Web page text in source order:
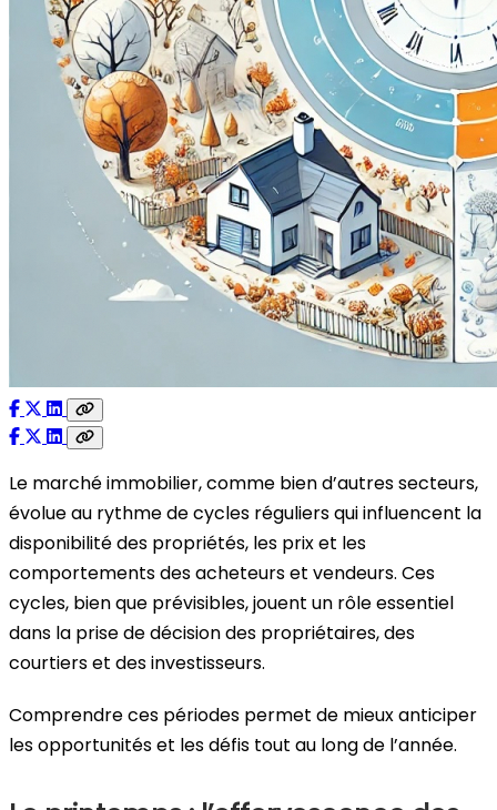
Le marché immobilier, comme bien d’autres secteurs,
évolue au rythme de cycles réguliers qui influencent la
disponibilité des propriétés, les prix et les
comportements des acheteurs et vendeurs. Ces
cycles, bien que prévisibles, jouent un rôle essentiel
dans la prise de décision des propriétaires, des
courtiers et des investisseurs.
Comprendre ces périodes permet de mieux anticiper
les opportunités et les défis tout au long de l’année.